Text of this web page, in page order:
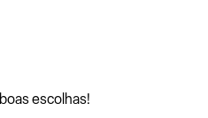
boas escolhas!